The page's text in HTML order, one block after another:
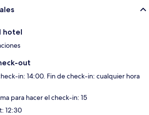
hotel
out
in: 14:00. Fin de check-in: cualquier hora
para hacer el check-in: 15
12:30